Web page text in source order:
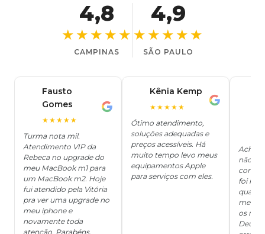
4,8
★★★★★
CAMPINAS
4,9
★★★★★
SÃO PAULO
Fausto
Gomes
★★★★★
Turma nota mil.
Atendimento VIP da
Rebeca no upgrade do
meu MacBook m1 para
um MacBook m2. Hoje
fui atendido pela Vitória
pra ver uma upgrade no
meu iphone e
novamente toda
atenção. Parabéns.
Kênia Kemp
★★★★★
Ótimo atendimento,
soluções adequadas e
preços acessíveis. Há
muito tempo levo meus
equipamentos Apple
para serviços com eles.
Achei
não
foi
me
os
Deus,